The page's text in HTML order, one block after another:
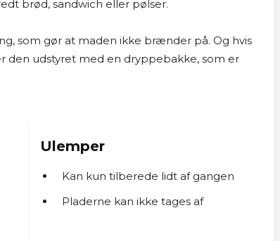
brød, sandwich eller pølser.
som gør at maden ikke brænder på. Og hvis
den udstyret med en dryppebakke, som er
Ulemper
Kan kun tilberede lidt af gangen
Pladerne kan ikke tages af